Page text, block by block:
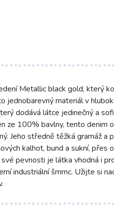
Metallic black gold, který
jednobarevný materiál v
dodává látce jedinečný a
ze 100% bavlny, tento denim
Jeho středně těžká gramáž a
kalhot, bund a sukní, přes
pevnosti je látka vhodná i
industriální šmrnc. Užijte si